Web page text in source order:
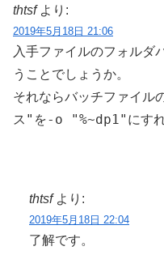
thtsf より:
2019年5月18日 21:06
入手ファイルのフォルダ
うことでしょうか。
それならバッチファイル
ス" を-o "%~dp1" にす
thtsf より:
2019年5月18日 22:04
了解です。